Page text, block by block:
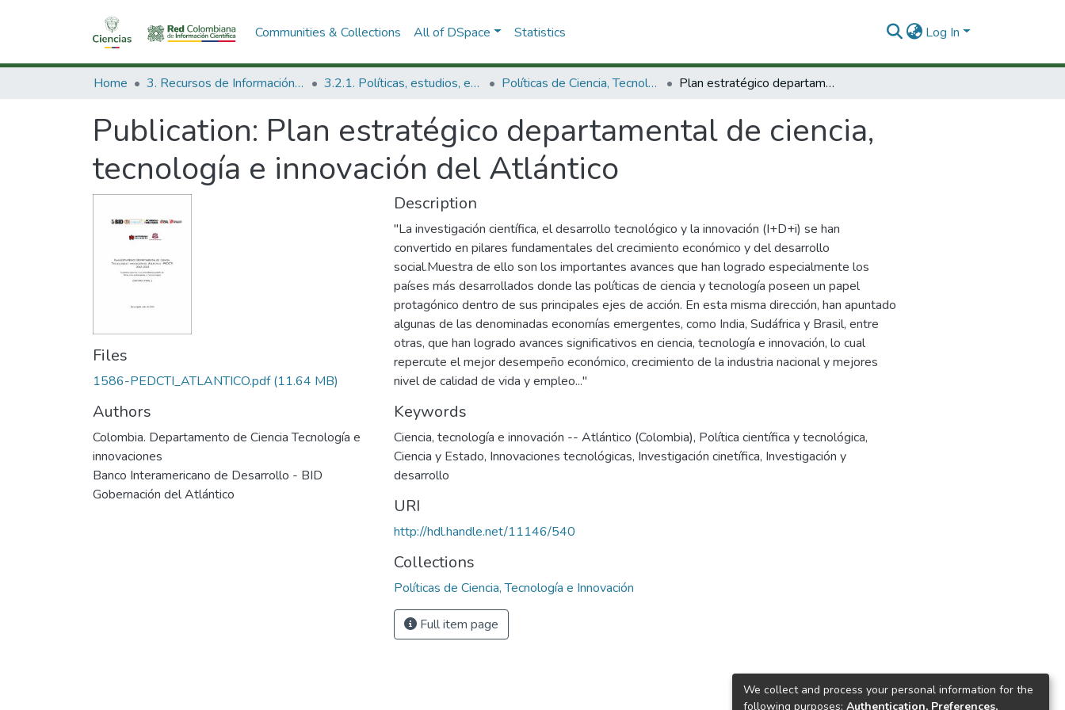
Communities & Collections All of DSpace Statistics Log In
Home 3. Recursos de Información Científica y Tecnológica 3.2.1. Políticas, estudios, evaluaciones e indicadores de CTeI Políticas de Ciencia, Tecnología e Innovación Plan estratégico departamental de ciencia, tecnología e innovación del Atlántico
Publication: Plan estratégico departamental de ciencia,
tecnología e innovación del Atlántico
Files
1586-PEDCTI_ATLANTICO.pdf(11.64 MB)
Authors
Colombia. Departamento de Ciencia Tecnología e
innovaciones
Banco Interamericano de Desarrollo - BID
Gobernación del Atlántico
Description
"La investigación científica, el desarrollo tecnológico y la innovación (I+D+i) se han
convertido en pilares fundamentales del crecimiento económico y del desarrollo
social.Muestra de ello son los importantes avances que han logrado especialmente los
países más desarrollados donde las políticas de ciencia y tecnología poseen un papel
protagónico dentro de sus principales ejes de acción. En esta misma dirección, han apuntado
algunas de las denominadas economías emergentes, como India, Sudáfrica y Brasil, entre
otras, que han logrado avances significativos en ciencia, tecnología e innovación, lo cual
repercute el mejor desempeño económico, crecimiento de la industria nacional y mejores
nivel de calidad de vida y empleo..."
Keywords
Ciencia, tecnología e innovación -- Atlántico (Colombia), Política científica y tecnológica,
Ciencia y Estado, Innovaciones tecnológicas, Investigación cinetífica, Investigación y
desarrollo
URI
http://hdl.handle.net/11146/540
Collections
Políticas de Ciencia, Tecnología e Innovación
Full item page
We collect and process your personal information for the
following purposes: Authentication, Preferences,